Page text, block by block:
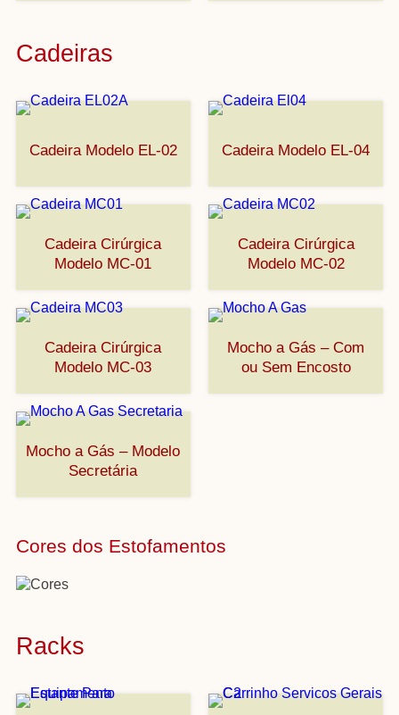
Cadeiras
Cadeira Modelo EL-02 Cadeira Modelo EL-04
Cadeira Cirúrgica
Modelo MC-01
Cadeira Cirúrgica
Modelo MC-02
Cadeira Cirúrgica
Modelo MC-03
Mocho a Gás – Com
ou Sem Encosto
Mocho a Gás – Modelo
Secretária
Cores dos Estofamentos
Racks